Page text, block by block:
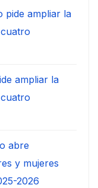
pide ampliar la
ampliar la
abre
y mujeres
2026